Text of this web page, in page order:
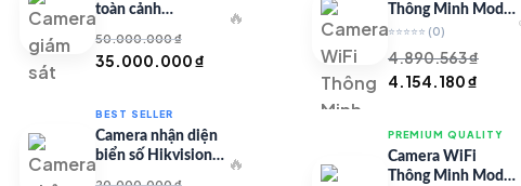
toàn cảnh
8SHC25MXS-DLW
50.000.000₫
Giá
là:
50.000.000 ₫.
35.000.000₫
là:
35.000.000 ₫.
🔥
BEST SELLER
Camera nhận diện
biển số Hikvision
🔥
Thông Minh Model
67 – Full HD
⭐⭐⭐⭐⭐ (0)
4.890.563₫
Giá
là:
4.890.563 ₫.
4.154.180₫
tại
PREMIUM QUALITY
Camera WiFi
Thông Minh Model